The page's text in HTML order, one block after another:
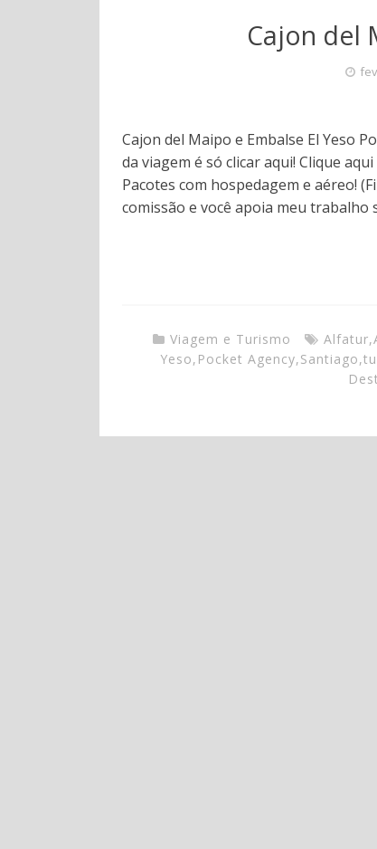
Cajon del
Cajon del Maipo e Embalse El Yeso
da viagem é só clicar aqui! Clique
Pacotes com hospedagem e aéreo!
comissão e você apoia meu trabalho
Viagem e Turismo Alfatur,
Yeso, Pocket Agency,Santiago,